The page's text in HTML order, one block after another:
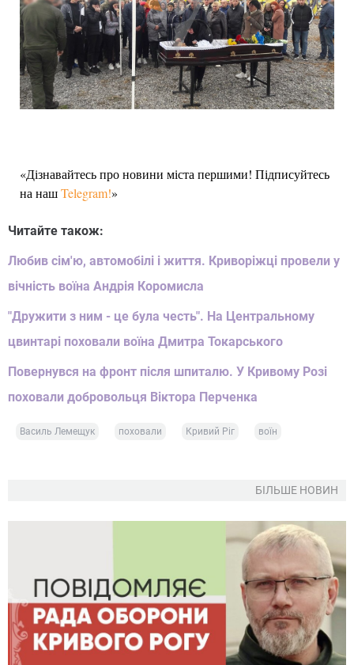
«Дізнавайтесь про новини міста першими! Підписуйтесь
на нашTelegram!»
Читайте також:
Любив сім'ю, автомобілі і життя. Криворіжці провели у
вічність воїна Андрія Коромисла
"Дружити з ним - це була честь". На Центральному
цвинтарі поховали воїна Дмитра Токарського
Повернувся на фронт після шпиталю. У Кривому Розі
поховали добровольця Віктора Перченка
Василь Лемещук поховали Кривий Ріг воїн
БІЛЬШЕ НОВИН